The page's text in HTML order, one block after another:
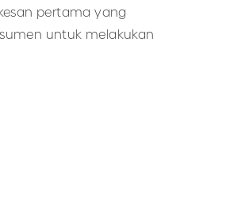
pertama yang
untuk melakukan